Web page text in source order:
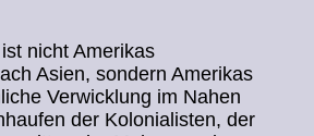
nicht Amerikas
Asien, sondern Amerikas
Verwicklung im Nahen
der Kolonialisten, der